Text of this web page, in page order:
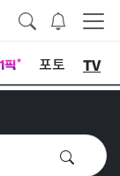
포토 TV